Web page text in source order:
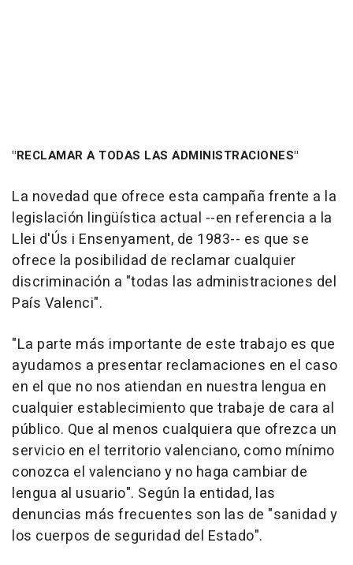
"RECLAMAR A TODAS LAS ADMINISTRACIONES"
La novedad que ofrece esta campaña frente a la
legislación lingüística actual --en referencia a la
Llei d'Ús i Ensenyament, de 1983-- es que se
ofrece la posibilidad de reclamar cualquier
discriminación a "todas las administraciones del
País Valenci".
"La parte más importante de este trabajo es que
ayudamos a presentar reclamaciones en el caso
en el que no nos atiendan en nuestra lengua en
cualquier establecimiento que trabaje de cara al
público. Que al menos cualquiera que ofrezca un
servicio en el territorio valenciano, como mínimo
conozca el valenciano y no haga cambiar de
lengua al usuario". Según la entidad, las
denuncias más frecuentes son las de "sanidad y
los cuerpos de seguridad del Estado".